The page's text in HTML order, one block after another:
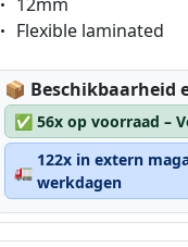
Eigenschaft:
Flexible laminated
📦 Lagerstatus:
Beschikbaarheid
✅ 56x op voorraad –
🚛
122x in extern
werkdagen